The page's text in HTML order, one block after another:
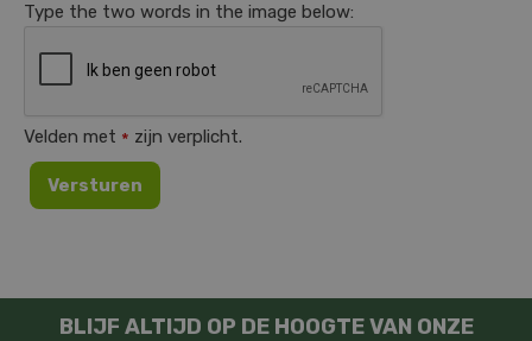
Type the two words in the image below:
Velden met * zijn verplicht.
BLIJF ALTIJD OP DE HOOGTE VAN ONZE